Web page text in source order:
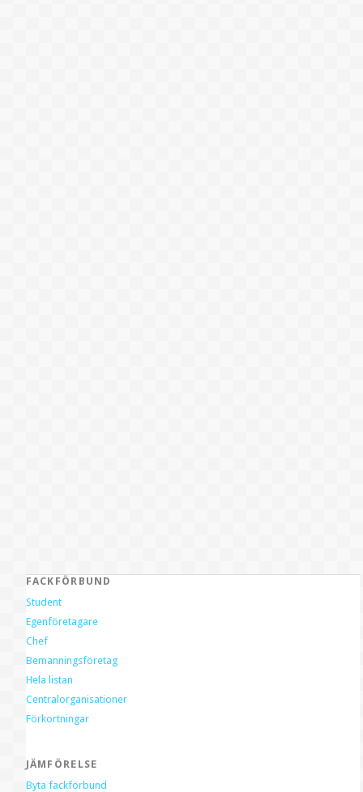
FACKFÖRBUND
Student
Egenföretagare
Chef
Bemanningsföretag
Hela listan
Centralorganisationer
Förkortningar
JÄMFÖRELSE
Byta fackförbund